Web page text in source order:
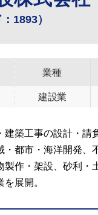
1893）
業種
建設業
建築工事の設計・請
・都市・海洋開発、
製作・架設、砂利・
展開。